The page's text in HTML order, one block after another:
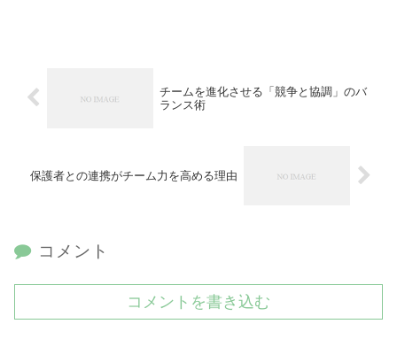
チームを進化させる「競争と協調」のバ
ランス術
保護者との連携がチーム力を高める理由
コメント
コメントを書き込む